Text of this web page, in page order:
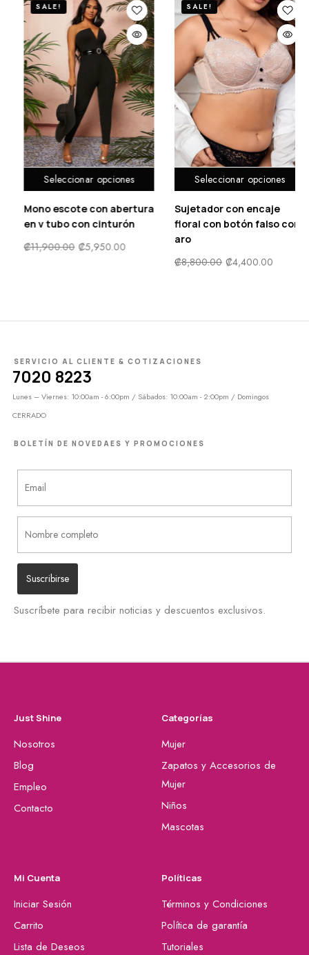
Seleccionar opciones
SALE!
Sujetador con encaje
floral con botón falso con
Seleccionar opciones
SALE!
Falda con abertura alta
₡9,900.00 ₡5,000.00
SERVICIO AL CLIENTE & COTIZACIONES
7020 8223
Lunes – Viernes: 10:00am - 6:00pm / Sábados: 10:00am - 2:00pm / Domingos
CERRADO
BOLETÍN DE NOVEDAES Y PROMOCIONES
Suscríbete para recibir noticias y descuentos exclusivos.
Just Shine
Nosotros
Blog
Empleo
Contacto
Categorías
Mujer
Zapatos y Accesorios de
Mujer
Niños
Mascotas
Mi Cuenta
Iniciar Sesión
Carrito
Lista de Deseos
Políticas
Términos y Condiciones
Política de garantía
Tutoriales